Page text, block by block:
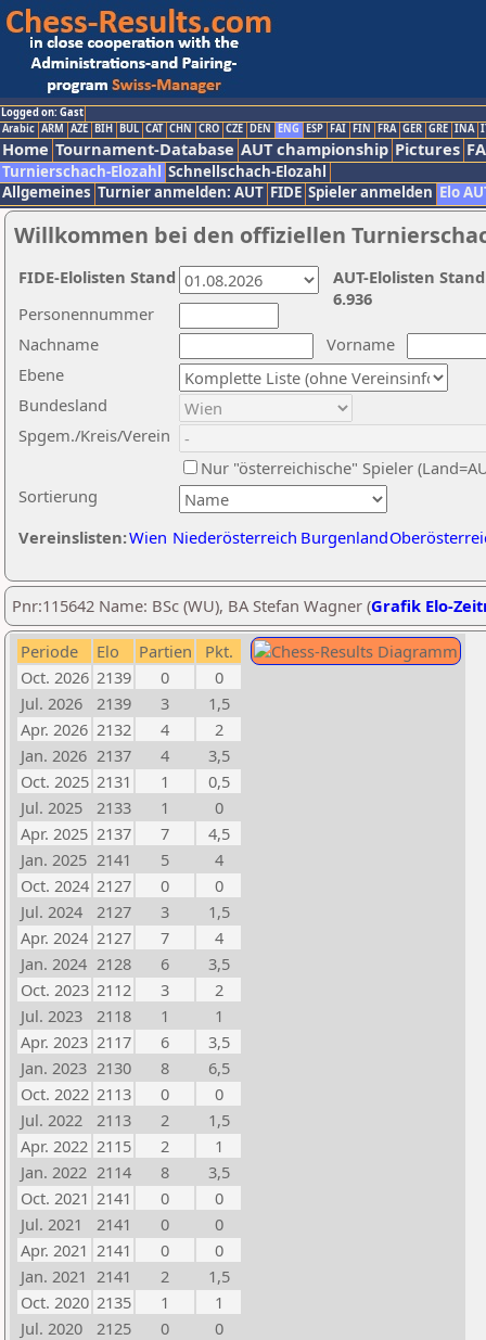
Logged on: Gast
Arabic ARM AZE BIH BUL CAT CHN CRO CZE DEN ENG ESP FAI FIN FRA GER GRE INA
Home Tournament-Database AUT championship Pictures
Turnierschach-Elozahl Schnellschach-Elozahl
Allgemeines Turnier anmelden: AUT FIDE Spieler anmelden Elo
Willkommen bei den offiziellen
Nachname
Vorname
Ebene
Sortierung
Personennummer
Bundesland
Spgem./Kreis/Verein
Nur "österreichische" Spieler
Vereinslisten:Wien Niederösterreich Burgenland
AUT-Elolisten
6.936
FIDE-Elolisten Stand
Pnr:115642 Name: BSc (WU), BA Stefan Wagner (Grafik Elo-
Periode Elo Partien
Pkt.
Oct. 2026 2139 0
0
Jul. 2026
2139 3
1,5
Apr. 2026 2132 4
2
Jan. 2026 2137 4
3,5
Oct. 2025 2131 1
0,5
Jul. 2025
2133 1
0
Apr. 2025 2137 7
4,5
Jan. 2025 2141 5
4
Oct. 2024 2127 0
0
Jul. 2024
2127 3
1,5
Apr. 2024 2127 7
4
Jan. 2024 2128 6
3,5
Oct. 2023 2112 3
2
Jul. 2023
2118 1
1
Apr. 2023 2117 6
3,5
Jan. 2023 2130 8
6,5
Oct. 2022 2113 0
0
Jul. 2022
2113 2
1,5
Apr. 2022 2115 2
1
Jan. 2022 2114 8
3,5
Oct. 2021 2141 0
0
Jul. 2021
2141 0
0
Apr. 2021 2141 0
0
Jan. 2021 2141 2
1,5
Oct. 2020 2135 1
1
Jul. 2020
2125 0
0